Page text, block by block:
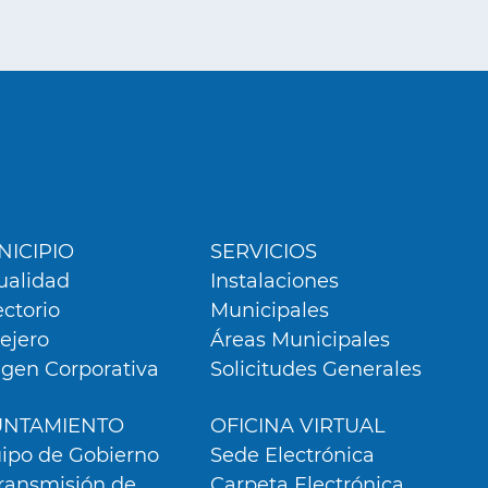
Corporativa
SERVICIOS
Instalaciones
Municipales
Áreas Municipales
Solicitudes Generales
de Gobierno
OFICINA VIRTUAL
Sede Electrónica